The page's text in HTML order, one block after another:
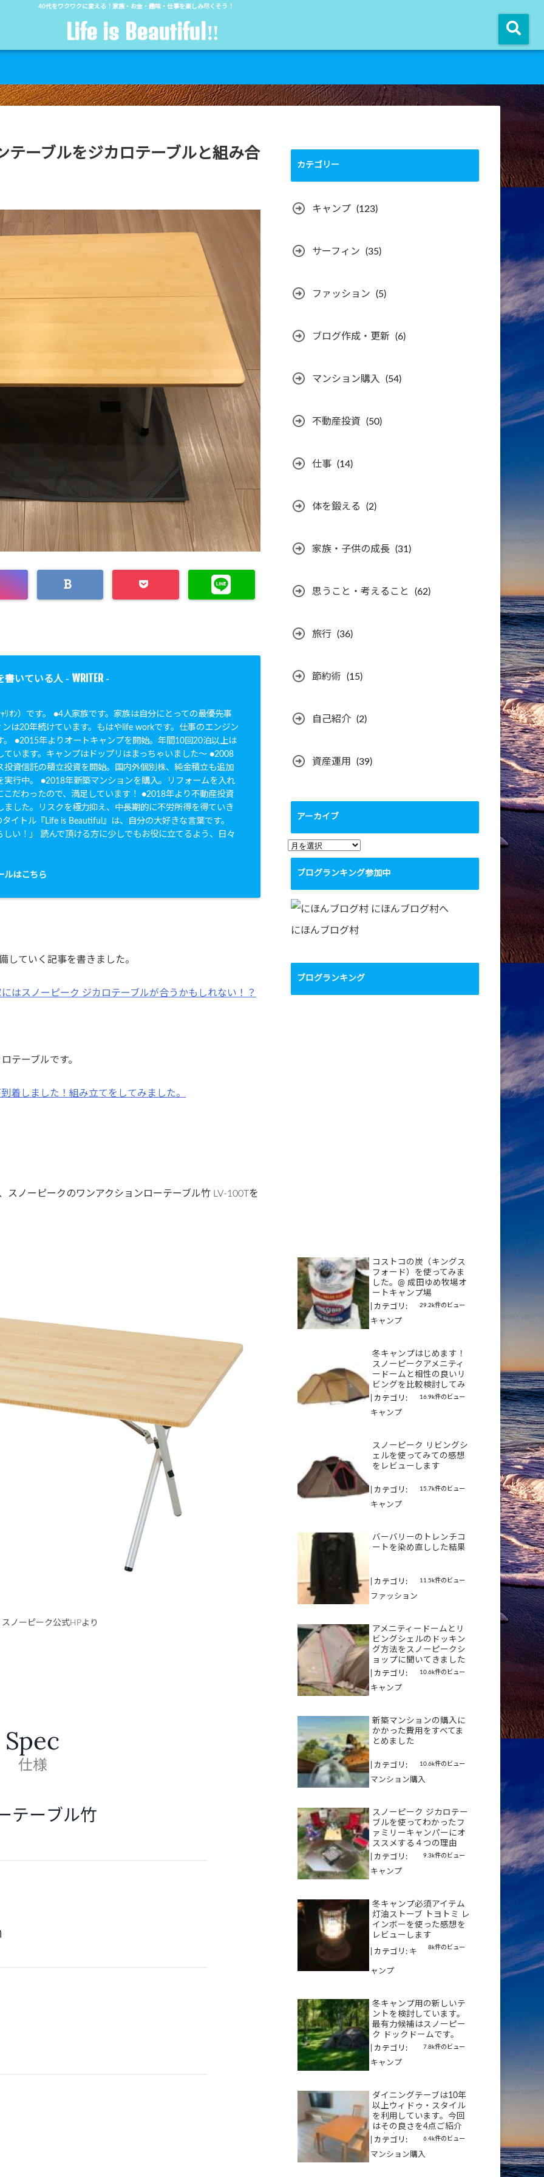
40代をワクワクに変える！家族・お金・趣味・仕事を楽しみ尽くそう！
Life is Beautiful‼︎
テーブルをジカロテーブルと組み合
書いている人 - WRITER -
ﾘｵﾝ）です。 ●4人家族です。家族は自分にとっての最優先事
は20年続けています。もはやlife workです。仕事のエンジン
。 ●2015年よりオートキャンプを開始。年間10回20泊以上は
ています。キャンプはドップリはまっちゃいました〜 ●2008
投資信託の積立投資を開始。国内外個別株、純金積立も追加
実行中。 ●2018年新築マンションを購入。リフォームを入れ
こだわったので、満足しています！ ●2018年より不動産投資
ました。リスクを極力抑え、中長期的に不労所得を得ていき
イトル『Life is Beautiful』は、自分の大好きな言葉です。
しい！」 読んで頂ける方に少しでもお役に立てるよう、日々
ルはこちら
していく記事を書きました。
はスノーピーク ジカロテーブルが合うかもしれない！？
テーブルです。
着しました！組み立てをしてみました。
スノーピークのワンアクションローテーブル竹 LV-100Tを
ノーピーク公式HPより
カテゴリー
キャンプ (123)
サーフィン (35)
ファッション (5)
ブログ作成・更新 (6)
マンション購入 (54)
不動産投資 (50)
仕事 (14)
体を鍛える (2)
家族・子供の成長 (31)
思うこと・考えること (62)
旅行 (36)
節約術 (15)
自己紹介 (2)
資産運用 (39)
アーカイブ
ア
ー
イ
ブ
ブログランキング参加中
にほんブログ村
ブログランキング
コストコの炭（キングス
フォード）を使ってみま
した。@ 成田ゆめ牧場オ
ートキャンプ場
29.2k件のビュー
カテゴリ:
キャンプ
冬キャンプはじめます！
スノーピークアメニティ
ードームと相性の良いリ
ビングを比較検討してみ
ます
16.9k件のビュー
カテゴリ:
キャンプ
スノーピーク リビングシ
ェルを使ってみての感想
をレビューします
15.7k件のビュー
カテゴリ:
キャンプ
バーバリーのトレンチコ
ートを染め直しした結果
11.5k件のビュー
カテゴリ:
ファッション
アメニティードームとリ
ビングシェルのドッキン
グ方法をスノーピークシ
ョップに聞いてきました
10.6k件のビュー
カテゴリ:
キャンプ
新築マンションの購入に
かかった費用をすべてま
とめました
10.6k件のビュー
カテゴリ:
マンション購入
スノーピーク ジカロテー
ブルを使ってわかったフ
ァミリーキャンパーにオ
ススメする４つの理由
9.3k件のビュー
カテゴリ:
キャンプ
冬キャンプ必須アイテム
灯油ストーブ トヨトミ レ
インボーを使った感想を
レビューします
8k件のビュー
カテゴリ: キ
ャンプ
冬キャンプ用の新しいテ
ントを検討しています。
最有力候補はスノーピー
ク ドックドームです。
7.8k件のビュー
カテゴリ:
キャンプ
ダイニングテーブは10年
以上ウィドゥ・スタイル
を利用しています。今回
はその良さを4点ご紹介
します
6.4k件のビュー
カテゴリ:
マンション購入